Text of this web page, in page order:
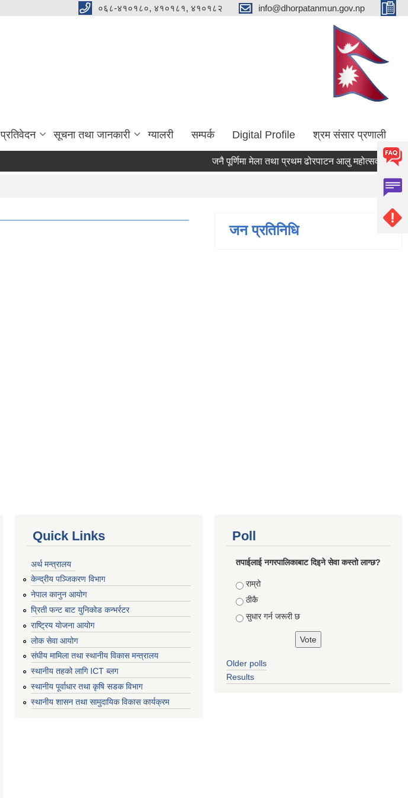
०६८-४१०१८०, ४१०१८१, ४१०१८२ info@dhorpatanmun.gov.np
प्रतिवेदन सूचना तथा जानकारी ग्यालरी सम्पर्क Digital Profile श्रम संसार प्रणाली
जनै पूर्णिमा मेला तथा प्रथम ढोरपाटन आलु महोत्सव २०८३
जन प्रतिनिधि
Quick Links
अर्थ मन्त्रालय
केन्द्रीय पञ्जिकरण विभाग
नेपाल कानुन आयोग
प्रिती फन्ट बाट युनिकोड कन्भर्रटर
राष्ट्रिय योजना आयोग
लोक सेवा आयोग
संघीय मामिला तथा स्थानीय विकास मन्त्रालय
स्थानीय तहको लागि ICT ब्लग
स्थानीय पूर्वाधार तथा कृषि सडक विभाग
स्थानीय शासन तथा सामुदायिक विकास कार्यक्रम
Poll
तपाईलाई नगरपालिकाबाट दिइने सेवा कस्तो लाग्छ?
Choices
राम्रो
ठीकै
सुधार गर्न जरूरी छ
Older polls
Results